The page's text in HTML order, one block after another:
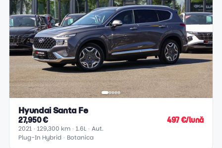
Hyundai Santa Fe
27,950 € 497 €/lună
2021 129,300 km 1.6L
Aut.
Plug-In Hybrid
Botanica